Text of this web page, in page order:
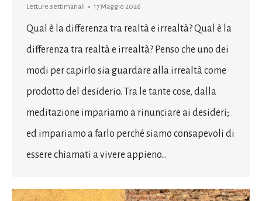
Letture settimanali 17 Maggio 2026
Qual è la differenza tra realtà e irrealtà? Qual è la
differenza tra realtà e irrealtà? Penso che uno dei
modi per capirlo sia guardare alla irrealtà come
prodotto del desiderio. Tra le tante cose, dalla
meditazione impariamo a rinunciare ai desideri;
ed impariamo a farlo perché siamo consapevoli di
essere chiamati a vivere appieno…